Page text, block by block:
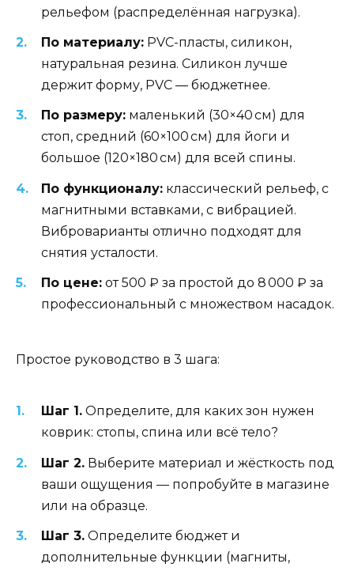
рельефом (распределённая нагрузка).
По материалу: PVC-пласты, силикон,
натуральная резина. Силикон лучше
держит форму, PVC — бюджетнее.
По размеру: маленький (30×40 см) для
стоп, средний (60×100 см) для йоги и
большое (120×180 см) для всей спины.
По функционалу: классический рельеф, с
магнитными вставками, с вибрацией.
Виброварианты отлично подходят для
снятия усталости.
По цене: от 500 ₽ за простой до 8 000 ₽ за
профессиональный с множеством насадок.
Простое руководство в 3 шага:
Шаг 1. Определите, для каких зон нужен
коврик: стопы, спина или всё тело?
Шаг 2. Выберите материал и жёсткость под
ваши ощущения — попробуйте в магазине
или на образце.
Шаг 3. Определите бюджет и
дополнительные функции (магниты,